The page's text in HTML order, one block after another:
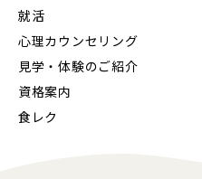
就活
心理カウンセリング
見学・体験のご紹介
資格案内
食レク